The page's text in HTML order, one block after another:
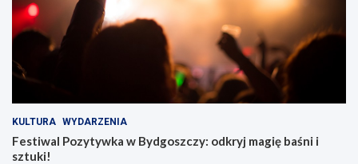
KULTURA WYDARZENIA
Festiwal Pozytywka w Bydgoszczy: odkryj magię baśni i
sztuki!